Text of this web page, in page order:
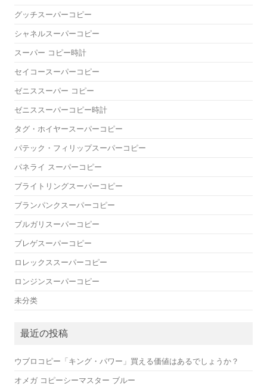
グッチスーパーコピー
シャネルスーパーコピー
スーパー コピー時計
セイコースーパーコピー
ゼニススーパー コピー
ゼニススーパーコピー時計
タグ・ホイヤースーパーコピー
パテック・フィリップスーパーコピー
パネライ スーパーコピー
ブライトリングスーパーコピー
ブランパンクスーパーコピー
ブルガリスーパーコピー
ブレゲスーパーコピー
ロレックススーパーコピー
ロンジンスーパーコピー
未分类
最近の投稿
ウブロコピー「キング・パワー」買える価値はあるでしょうか？
オメガ コピーシーマスター ブルー